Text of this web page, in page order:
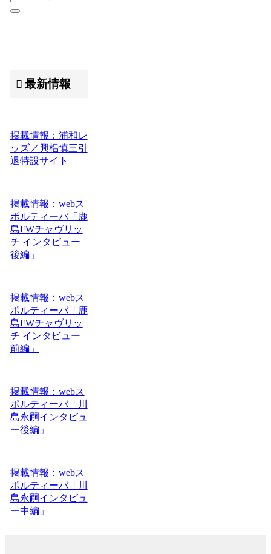
最新情報
掲載情報：浦和レ
ッズ／興梠慎三引
退特設サイト
掲載情報：webス
ポルティーバ「鹿
島FWチャヴリッ
チ インタビュー
後編」
掲載情報：webス
ポルティーバ「鹿
島FWチャヴリッ
チ インタビュー
前編」
掲載情報：webス
ポルティーバ「川
島永嗣インタビュ
ー後編」
掲載情報：webス
ポルティーバ「川
島永嗣インタビュ
ー中編」